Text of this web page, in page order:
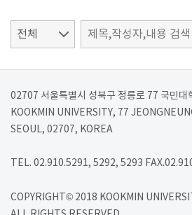
02707 서울특별시 성북구 정릉로 77 국민대
KOOKMIN UNIVERSITY, 77
SEOUL, 02707, KOREA
TEL. 02.910.5291, 5292, 5293
COPYRIGHT© 2018 KOOKMIN